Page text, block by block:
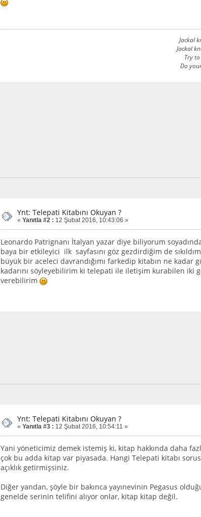
Jackal
Jackal
Try
Do
Ynt: Telepati Kitabını Okuyan ?
« Yanıtla #2 : 12 Şubat 2016, 10:43:06 »
Leonardo Patrignanı İtalyan yazar diye biliyorum
baya bir etkileyici ilk sayfasını göz gezdirdiğim de
büyük bir aceleci davrandığımı farkedip kitabın ne kadar
kadarını söyleyebilirim ki telepati ile iletişim kurabilen iki
verebilirim
Ynt: Telepati Kitabını Okuyan ?
« Yanıtla #3 : 12 Şubat 2016, 10:54:11 »
Yani yöneticimiz demek istemiş ki, kitap hakkında daha
çok bu adda kitap var piyasada. Hangi Telepati kitabı
açıklık getirmişsiniz.
Diğer yandan, şöyle bir bakınca yayınevinin Pegasus
genelde serinin telifini alıyor onlar, kitap kitap değil.